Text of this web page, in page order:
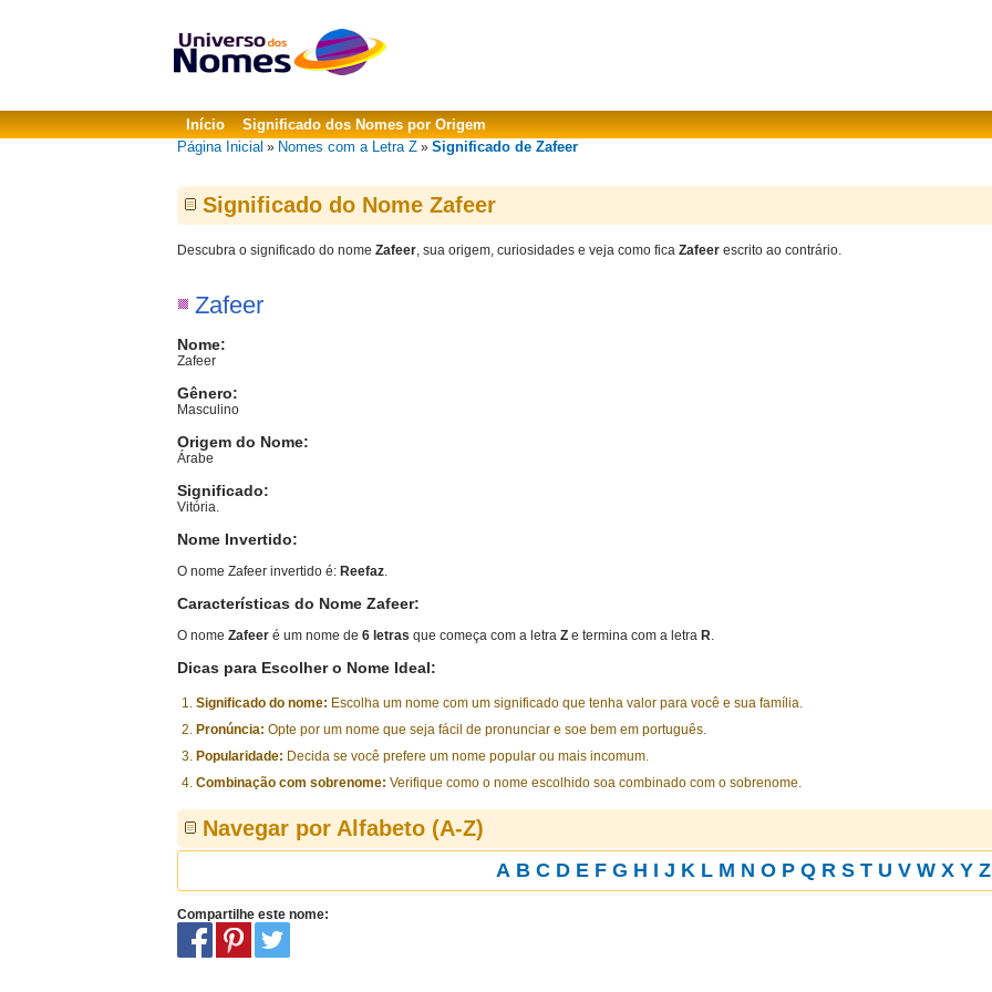
Início
Significado dos Nomes por Origem
Página Inicial » Nomes com a Letra Z » Significado de Zafeer
Significado do Nome Zafeer
Descubra o significado do nome Zafeer, sua origem, curiosidades e veja como fica Zafeer escrito ao contrário.
Zafeer
Nome:
Zafeer
Gênero:
Masculino
Origem do Nome:
Árabe
Significado:
Vitória.
Nome Invertido:
O nome Zafeer invertido é: Reefaz.
Características do Nome Zafeer:
O nome Zafeer é um nome de 6 letras que começa com a letra Z e termina com a letra R.
Dicas para Escolher o Nome Ideal:
Significado do nome: Escolha um nome com um significado que tenha valor para você e sua família.
Pronúncia: Opte por um nome que seja fácil de pronunciar e soe bem em português.
Popularidade: Decida se você prefere um nome popular ou mais incomum.
Combinação com sobrenome: Verifique como o nome escolhido soa combinado com o sobrenome.
Navegar por Alfabeto (A-Z)
A B C D E F G H I J K L M N O P Q R S T U V W X Y Z
Compartilhe este nome: